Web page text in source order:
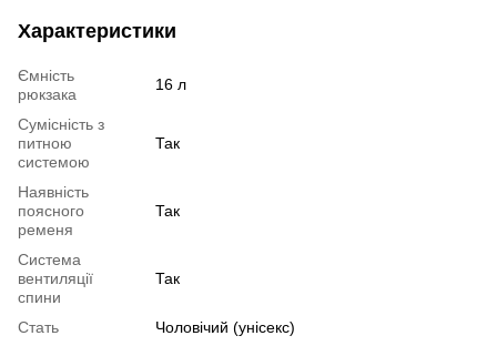
Характеристики
Ємність
рюкзака
16 л
Сумісність з
питною
системою
Так
Наявність
поясного
ременя
Так
Система
вентиляції
спини
Так
Стать
Чоловічий (унісекс)